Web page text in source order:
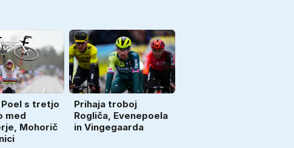
Poel s tretjo
med
Mohorič
Prihaja troboj
Rogliča, Evenepoela
in Vingegaarda